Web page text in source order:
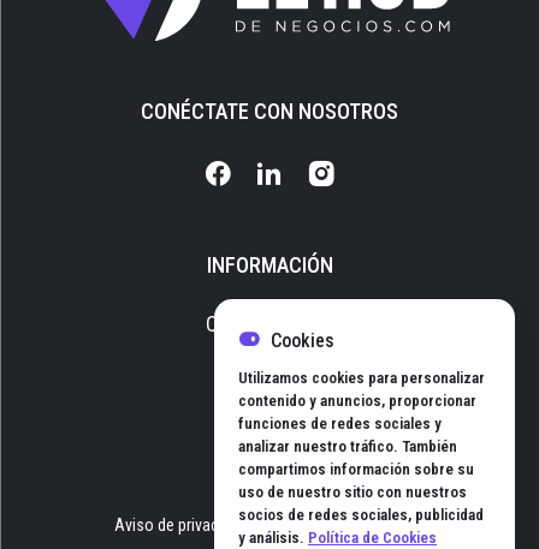
INFORMACIÓN
Quiénes somos
Newsletter
Contacto
CONÉCTATE CON NOSOTROS
Aviso de privacidad Términos y Condiciones
Cookies
Utilizamos cookies para personalizar
contenido y anuncios, proporcionar
funciones de redes sociales y
analizar nuestro tráfico. También
compartimos información sobre su
uso de nuestro sitio con nuestros
socios de redes sociales, publicidad
y análisis. Política de Cookies